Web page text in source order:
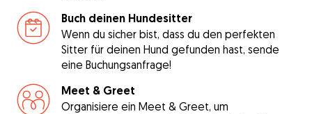
Buch deinen Hundesitter
Wenn du sicher bist, dass du den perfekten
Sitter für deinen Hund gefunden hast, sende
eine Buchungsanfrage!
Meet & Greet
Organisiere ein Meet & Greet, um